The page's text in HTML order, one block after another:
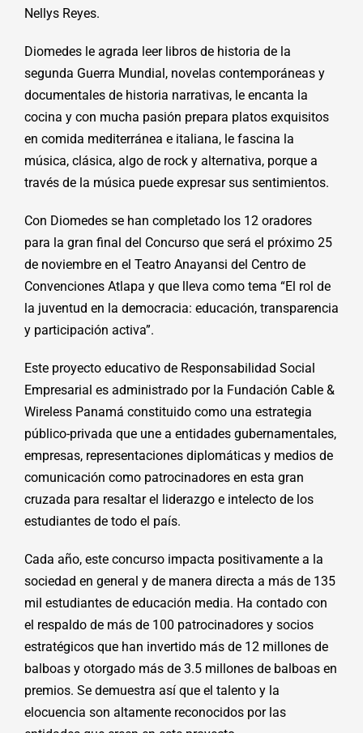
Nellys Reyes.
Diomedes le agrada leer libros de historia de la
segunda Guerra Mundial, novelas contemporáneas y
documentales de historia narrativas, le encanta la
cocina y con mucha pasión prepara platos exquisitos
en comida mediterránea e italiana, le fascina la
música, clásica, algo de rock y alternativa, porque a
través de la música puede expresar sus sentimientos.
Con Diomedes se han completado los 12 oradores
para la gran final del Concurso que será el próximo 25
de noviembre en el Teatro Anayansi del Centro de
Convenciones Atlapa y que lleva como tema “El rol de
la juventud en la democracia: educación, transparencia
y participación activa”.
Este proyecto educativo de Responsabilidad Social
Empresarial es administrado por la Fundación Cable &
Wireless Panamá constituido como una estrategia
público-privada que une a entidades gubernamentales,
empresas, representaciones diplomáticas y medios de
comunicación como patrocinadores en esta gran
cruzada para resaltar el liderazgo e intelecto de los
estudiantes de todo el país.
Cada año, este concurso impacta positivamente a la
sociedad en general y de manera directa a más de 135
mil estudiantes de educación media. Ha contado con
el respaldo de más de 100 patrocinadores y socios
estratégicos que han invertido más de 12 millones de
balboas y otorgado más de 3.5 millones de balboas en
premios. Se demuestra así que el talento y la
elocuencia son altamente reconocidos por las